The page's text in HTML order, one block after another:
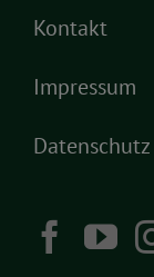
Kontakt
Impressum
Datenschutz